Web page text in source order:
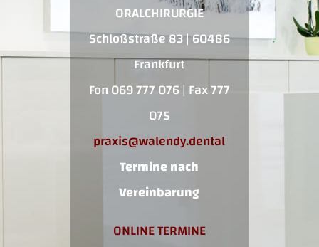
ORALCHIRURGIE
Schloßstraße 83 | 60486
Frankfurt
Fon 069 777 076 | Fax 777
075
praxis@walendy.dental
Termine nach
Vereinbarung
ONLINE TERMINE